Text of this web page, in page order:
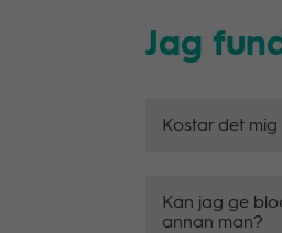
Jag
Kostar det
Kan jag ge
annan man?